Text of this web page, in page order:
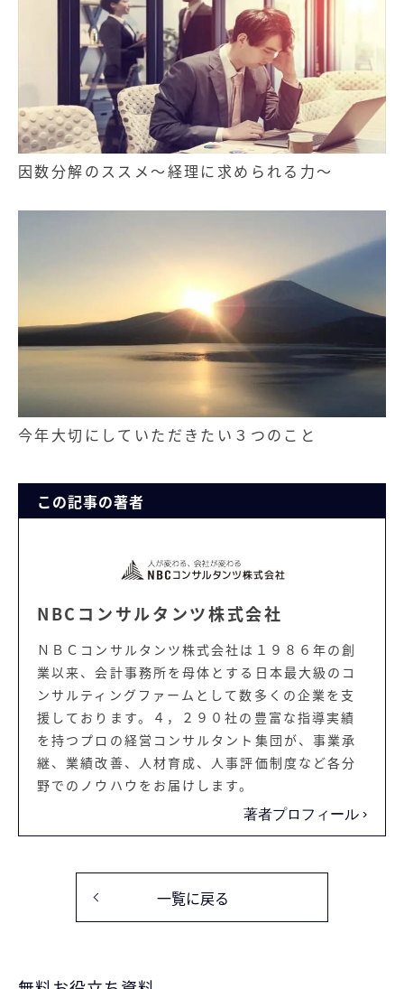
因数分解のススメ～経理に求められる力～
今年大切にしていただきたい３つのこと
この記事の著者
NBCコンサルタンツ株式会社
ＮＢＣコンサルタンツ株式会社は１９８６年の創
業以来、会計事務所を母体とする日本最大級のコ
ンサルティングファームとして数多くの企業を支
援しております。４，２９０社の豊富な指導実績
を持つプロの経営コンサルタント集団が、事業承
継、業績改善、人材育成、人事評価制度など各分
野でのノウハウをお届けします。
著者プロフィール
一覧に戻る